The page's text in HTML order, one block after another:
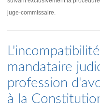
juge-commissaire.
mandataire
profession
à la